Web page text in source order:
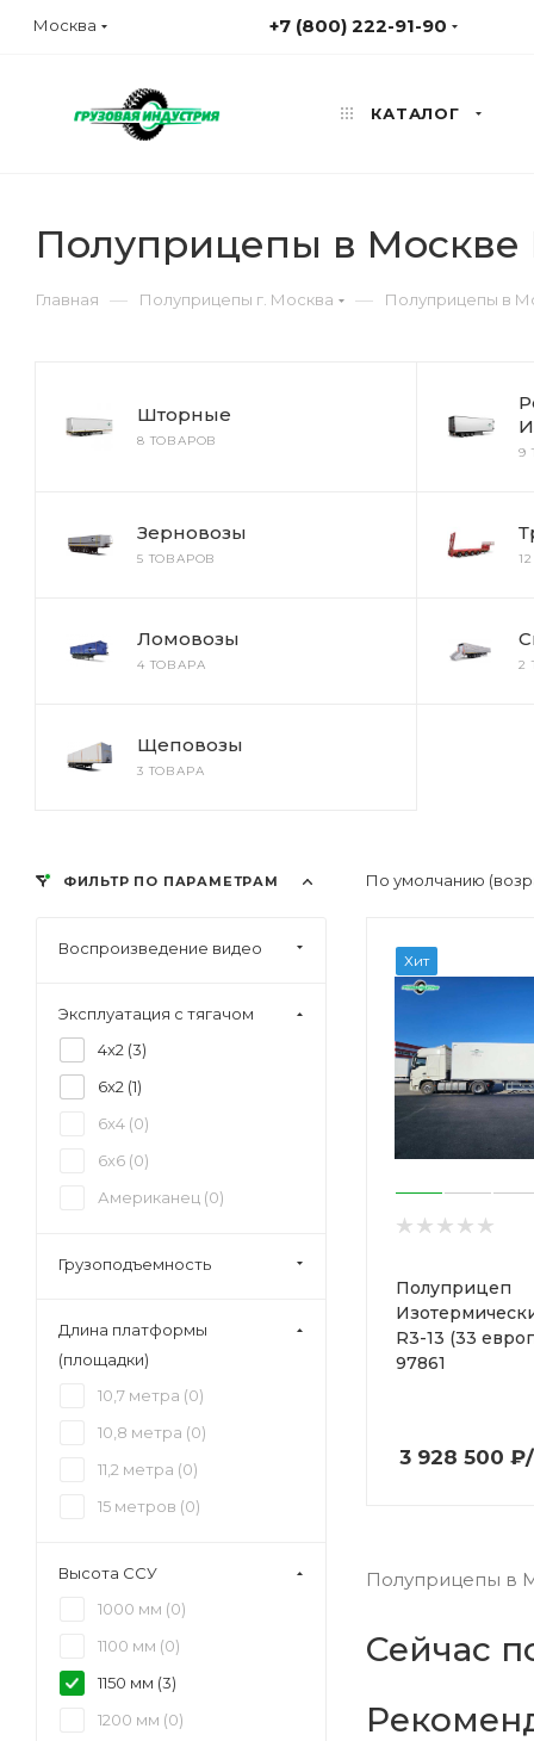
Москва +7 (800) 222-91-90
КАТАЛОГ
Полуприцепы в Москве
Главная — Полуприцепы г. Москва — Полуприцепы в
Шторные
8 ТОВАРОВ
9
Зерновозы
5 ТОВАРОВ
Ломовозы
4 ТОВАРА 2
Щеповозы
3 ТОВАРА
По умолчанию
Хит
Полуприцеп
R3-13 (33
97861
3 928 500 ₽
Полуприцепы в
Сейчас
ФИЛЬТР ПО ПАРАМЕТРАМ
Воспроизведение видео
Эксплуатация с тягачом
4x2 (3)
6x2 (1)
6x4 (0)
6x6 (0)
Американец (0)
Грузоподъемность
Длина платформы
(площадки)
10,7 метра (0)
10,8 метра (0)
11,2 метра (0)
15 метров (0)
Высота ССУ
1000 мм (0)
1100 мм (0)
1150 мм (3)
1200 мм (0)